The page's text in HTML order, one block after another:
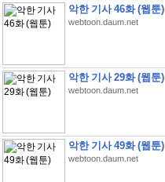
악한 기사 46화 (웹툰)
webtoon.daum.net
악한 기사 29화 (웹툰)
webtoon.daum.net
악한 기사 49화 (웹툰)
webtoon.daum.net